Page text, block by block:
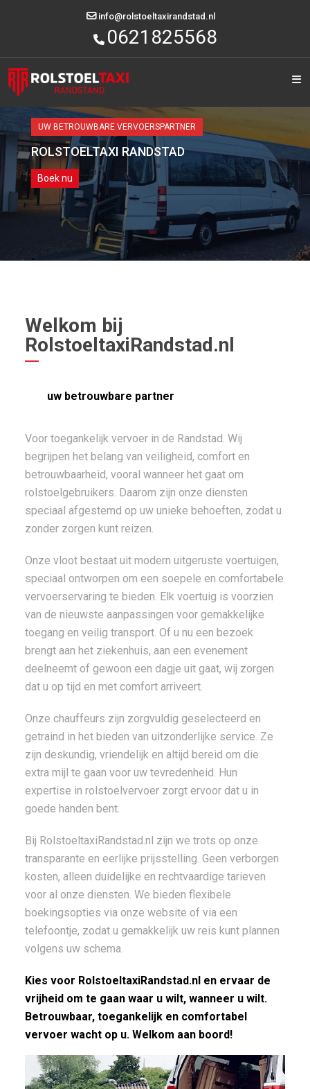
info@rolstoeltaxirandstad.nl
0621825568
OVER
ONS
DIENSTEN
STEDEN
ALLE
LOCATIES
AANVRAGEN
UW BETROUWBARE VERVOERSPARTNER
ROLSTOELTAXI RANDSTAD
Boek nu
Welkom bij
RolstoeltaxiRandstad.nl
uw betrouwbare partner
Voor toegankelijk vervoer in de Randstad. Wij
begrijpen het belang van veiligheid, comfort en
betrouwbaarheid, vooral wanneer het gaat om
rolstoelgebruikers. Daarom zijn onze diensten
speciaal afgestemd op uw unieke behoeften, zodat u
zonder zorgen kunt reizen.
Onze vloot bestaat uit modern uitgeruste voertuigen,
speciaal ontworpen om een soepele en comfortabele
vervoerservaring te bieden. Elk voertuig is voorzien
van de nieuwste aanpassingen voor gemakkelijke
toegang en veilig transport. Of u nu een bezoek
brengt aan het ziekenhuis, aan een evenement
deelneemt of gewoon een dagje uit gaat, wij zorgen
dat u op tijd en met comfort arriveert.
Onze chauffeurs zijn zorgvuldig geselecteerd en
getraind in het bieden van uitzonderlijke service. Ze
zijn deskundig, vriendelijk en altijd bereid om die
extra mijl te gaan voor uw tevredenheid. Hun
expertise in rolstoelvervoer zorgt ervoor dat u in
goede handen bent.
Bij RolstoeltaxiRandstad.nl zijn we trots op onze
transparante en eerlijke prijsstelling. Geen verborgen
kosten, alleen duidelijke en rechtvaardige tarieven
voor al onze diensten. We bieden flexibele
boekingsopties via onze website of via een
telefoontje, zodat u gemakkelijk uw reis kunt plannen
volgens uw schema.
Kies voor RolstoeltaxiRandstad.nl en ervaar de
vrijheid om te gaan waar u wilt, wanneer u wilt.
Betrouwbaar, toegankelijk en comfortabel
vervoer wacht op u. Welkom aan boord!